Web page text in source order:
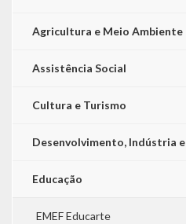
Agricultura e Meio Ambiente
Assistência Social
Cultura e Turismo
Desenvolvimento, Indústria
Educação
EMEF Educarte